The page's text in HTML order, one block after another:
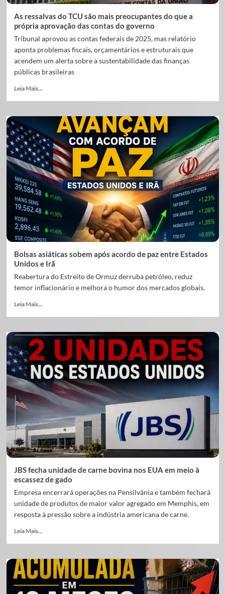
As ressalvas do TCU são mais preocupantes do que a
própria aprovação das contas do governo
Tribunal aprovou as contas federais de 2025, mas relatório
aponta problemas fiscais, orçamentários e estruturais que
acendem um alerta sobre a sustentabilidade das finanças
públicas brasileiras
Leia Mais...
Bolsas asiáticas sobem após acordo de paz entre Estados
Unidos e Irã
Reabertura do Estreito de Ormuz derruba petróleo, reduz
temor inflacionário e melhora o humor dos mercados globais.
Leia Mais...
JBS fecha unidade de carne bovina nos EUA em meio à
escassez de gado
Empresa encerrará operações na Pensilvânia e também fechará
unidade de produtos de maior valor agregado em Memphis, em
resposta à pressão sobre a indústria americana de carne.
Leia Mais...